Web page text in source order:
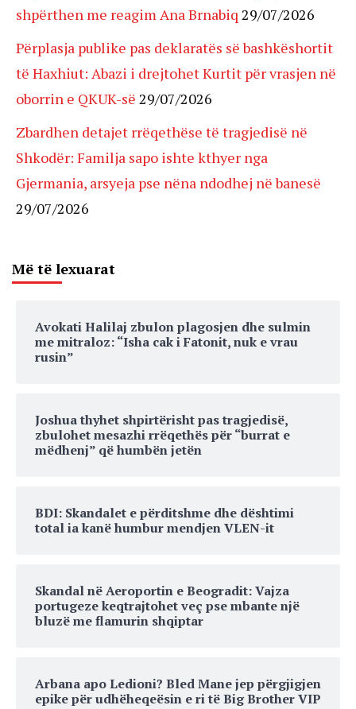
shpërthen me reagim Ana Brnabiq 29/07/2026
Përplasja publike pas deklaratës së bashkëshortit
të Haxhiut: Abazi i drejtohet Kurtit për vrasjen në
oborrin e QKUK-së 29/07/2026
Zbardhen detajet rrëqethëse të tragjedisë në
Shkodër: Familja sapo ishte kthyer nga
Gjermania, arsyeja pse nëna ndodhej në banesë
29/07/2026
Më të lexuarat
Avokati Halilaj zbulon plagosjen dhe sulmin
me mitraloz: “Isha cak i Fatonit, nuk e vrau
rusin”
Joshua thyhet shpirtërisht pas tragjedisë,
zbulohet mesazhi rrëqethës për “burrat e
mëdhenj” që humbën jetën
BDI: Skandalet e përditshme dhe dështimi
total ia kanë humbur mendjen VLEN-it
Skandal në Aeroportin e Beogradit: Vajza
portugeze keqtrajtohet veç pse mbante një
bluzë me flamurin shqiptar
Arbana apo Ledioni? Bled Mane jep përgjigjen
epike për udhëheqeësin e ri të Big Brother VIP